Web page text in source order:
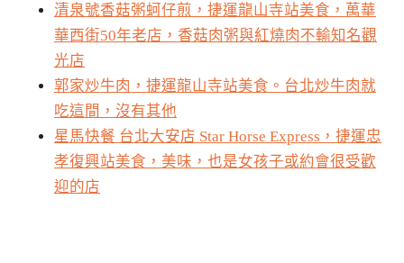
清泉號香菇粥蚵仔煎，捷運龍山寺站美食，萬華
華西街50年老店，香菇肉粥與紅燒肉不輸知名觀
光店
郭家炒牛肉，捷運龍山寺站美食。台北炒牛肉就
吃這間，沒有其他
星馬快餐 台北大安店 Star Horse Express，捷運忠
孝復興站美食，美味，也是女孩子或約會很受歡
迎的店